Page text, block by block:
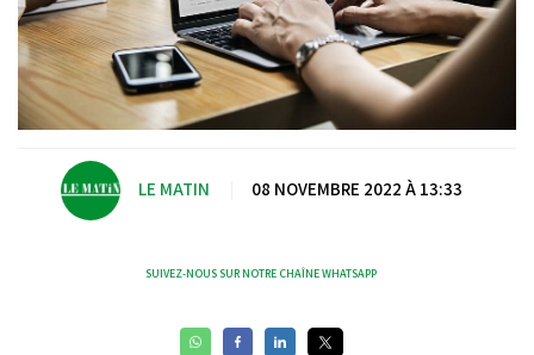
LE MATIN 08 NOVEMBRE 2022 À 13:33
SUIVEZ-NOUS SUR NOTRE CHAÎNE WHATSAPP